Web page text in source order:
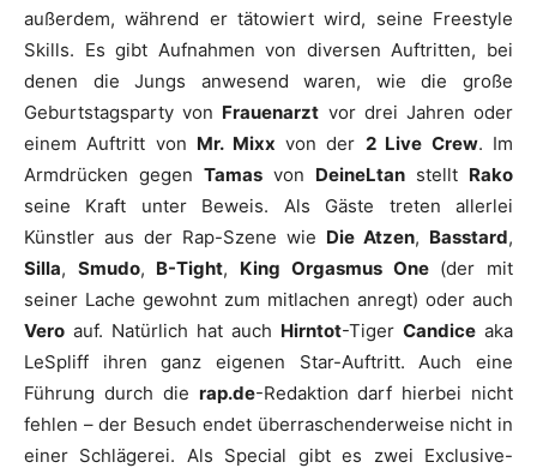
außerdem, während er tätowiert wird, seine Freestyle
Skills. Es gibt Aufnahmen von diversen Auftritten, bei
denen die Jungs anwesend waren, wie die große
Geburtstagsparty von Frauenarzt vor drei Jahren oder
einem Auftritt von Mr. Mixx von der 2 Live Crew. Im
Armdrücken gegen Tamas von DeineLtan stellt Rako
seine Kraft unter Beweis. Als Gäste treten allerlei
Künstler aus der Rap-Szene wie Die Atzen, Basstard,
Silla, Smudo, B-Tight, King Orgasmus One(der mit
seiner Lache gewohnt zum mitlachen anregt) oder auch
Vero auf. Natürlich hat auch Hirntot-Tiger Candice aka
LeSpliff ihren ganz eigenen Star-Auftritt. Auch eine
Führung durch die rap.de-Redaktion darf hierbei nicht
fehlen – der Besuch endet überraschenderweise nicht in
einer Schlägerei. Als Special gibt es zwei Exclusive-